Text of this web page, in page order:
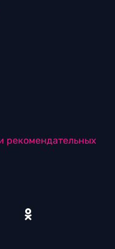
рекомендательных